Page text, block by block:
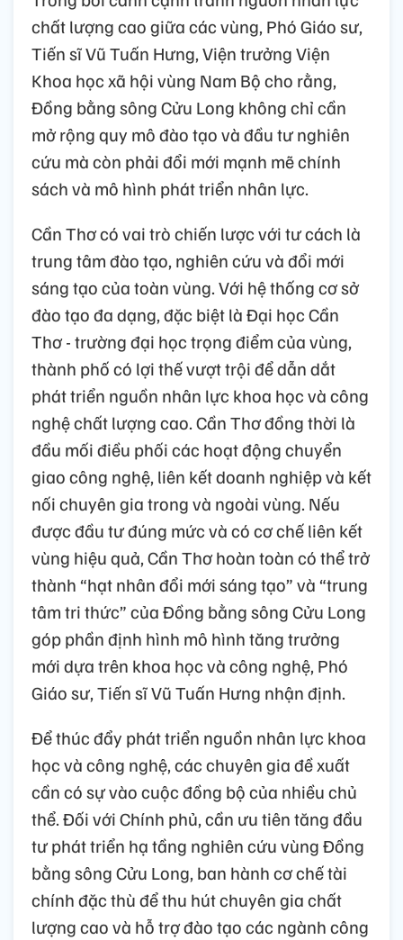
chất lượng cao giữa các vùng, Phó Giáo sư,
Tiến sĩ Vũ Tuấn Hưng, Viện trưởng Viện
Khoa học xã hội vùng Nam Bộ cho rằng,
Đồng bằng sông Cửu Long không chỉ cần
mở rộng quy mô đào tạo và đầu tư nghiên
cứu mà còn phải đổi mới mạnh mẽ chính
sách và mô hình phát triển nhân lực.
Cần Thơ có vai trò chiến lược với tư cách là
trung tâm đào tạo, nghiên cứu và đổi mới
sáng tạo của toàn vùng. Với hệ thống cơ sở
đào tạo đa dạng, đặc biệt là Đại học Cần
Thơ - trường đại học trọng điểm của vùng,
thành phố có lợi thế vượt trội để dẫn dắt
phát triển nguồn nhân lực khoa học và công
nghệ chất lượng cao. Cần Thơ đồng thời là
đầu mối điều phối các hoạt động chuyển
giao công nghệ, liên kết doanh nghiệp và kết
nối chuyên gia trong và ngoài vùng. Nếu
được đầu tư đúng mức và có cơ chế liên kết
vùng hiệu quả, Cần Thơ hoàn toàn có thể trở
thành “hạt nhân đổi mới sáng tạo” và “trung
tâm tri thức” của Đồng bằng sông Cửu Long
góp phần định hình mô hình tăng trưởng
mới dựa trên khoa học và công nghệ, Phó
Giáo sư, Tiến sĩ Vũ Tuấn Hưng nhận định.
Để thúc đẩy phát triển nguồn nhân lực khoa
học và công nghệ, các chuyên gia đề xuất
cần có sự vào cuộc đồng bộ của nhiều chủ
thể. Đối với Chính phủ, cần ưu tiên tăng đầu
tư phát triển hạ tầng nghiên cứu vùng Đồng
bằng sông Cửu Long, ban hành cơ chế tài
chính đặc thù để thu hút chuyên gia chất
lượng cao và hỗ trợ đào tạo các ngành công